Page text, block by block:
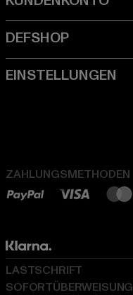
ZAHLUNGSMETHODEN
LASTSCHRIFT
SOFORTÜBERWEISUNG